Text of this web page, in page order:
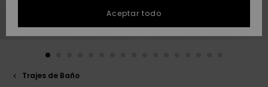
Inicia una
conversación
Trajes de Baño
Aceptar todo